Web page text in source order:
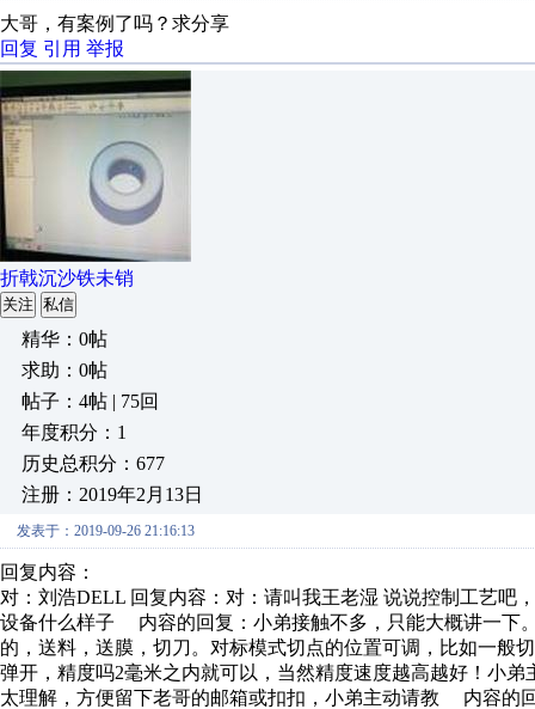
大哥，有案例了吗？求分享
回复 引用 举报
折戟沉沙铁未销
关注 私信
精华：0帖
求助：0帖
帖子：4帖 | 75回
年度积分：1
历史总积分：677
注册：2019年2月13日
发表于：2019-09-26 21:16:13
回复内容：
对：刘浩DELL 回复内容：对：请叫我王老湿 说说控制工艺吧
设备什么样子 内容的回复：小弟接触不多，只能大概讲一下
的，送料，送膜，切刀。对标模式切点的位置可调，比如一般
弹开，精度吗2毫米之内就可以，当然精度速度越高越好！小
太理解，方便留下老哥的邮箱或扣扣，小弟主动请教 内容的